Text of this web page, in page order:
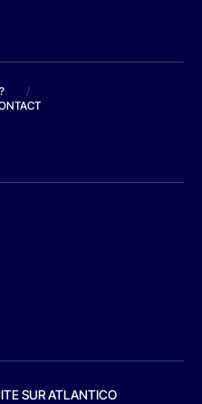
/
SUR ATLANTICO